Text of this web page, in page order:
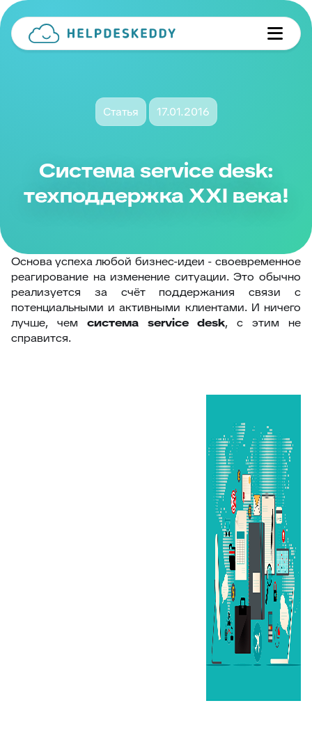
Статья 17.01.2016
Система service desk:
техподдержка XXI века!
Основа успеха любой бизнес-идеи - своевременное
реагирование на изменение ситуации. Это обычно
реализуется за счёт поддержания связи с
потенциальными и активными клиентами. И ничего
лучше, чем система service desk, с этим не
справится.